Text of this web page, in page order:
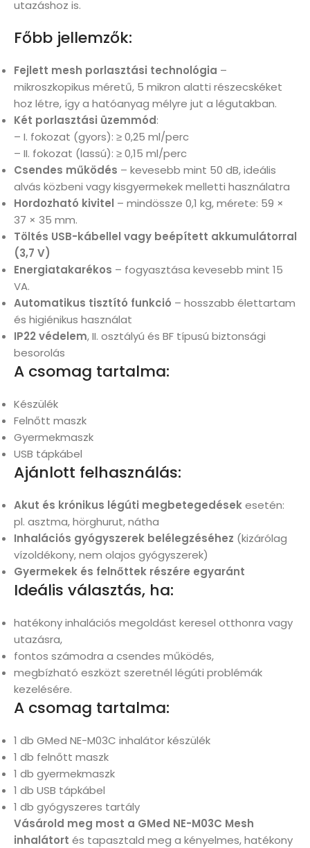
utazáshoz is.
Főbb jellemzők:
Fejlett mesh porlasztási technológia –
mikroszkopikus méretű, 5 mikron alatti részecskéket
hoz létre, így a hatóanyag mélyre jut a légutakban.
Két porlasztási üzemmód:
– I. fokozat (gyors): ≥ 0,25 ml/perc
– II. fokozat (lassú): ≥ 0,15 ml/perc
Csendes működés – kevesebb mint 50 dB, ideális
alvás közbeni vagy kisgyermekek melletti használatra
Hordozható kivitel – mindössze 0,1 kg, mérete: 59 ×
37 × 35 mm.
Töltés USB-kábellel vagy beépített akkumulátorral
(3,7 V)
Energiatakarékos – fogyasztása kevesebb mint 15
VA.
Automatikus tisztító funkció – hosszabb élettartam
és higiénikus használat
IP22 védelem, II. osztályú és BF típusú biztonsági
besorolás
A csomag tartalma:
Készülék
Felnőtt maszk
Gyermekmaszk
USB tápkábel
Ajánlott felhasználás:
Akut és krónikus légúti megbetegedésekesetén:
pl. asztma, hörghurut, nátha
Inhalációs gyógyszerek belélegzéséhez (kizárólag
vízoldékony, nem olajos gyógyszerek)
Gyermekek és felnőttek részére egyaránt
Ideális választás, ha:
hatékony inhalációs megoldást keresel otthonra vagy
utazásra,
fontos számodra a csendes működés,
megbízható eszközt szeretnél légúti problémák
kezelésére.
A csomag tartalma:
1 db GMed NE-M03C inhalátor készülék
1 db felnőtt maszk
1 db gyermekmaszk
1 db USB tápkábel
1 db gyógyszeres tartály
Vásárold meg most a GMed NE-M03C Mesh
inhalátort és tapasztald meg a kényelmes, hatékony